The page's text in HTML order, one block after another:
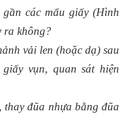
các mẩu giấy (Hình
ra không?
vải len (hoặc dạ) sau
vụn, quan sát hiện
đũa nhựa bằng đũa